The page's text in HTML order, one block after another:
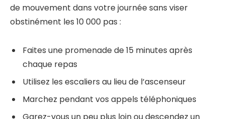
de mouvement dans votre journée sans viser
obstinément les 10 000 pas :
Faites une promenade de 15 minutes après
chaque repas
Utilisez les escaliers au lieu de l’ascenseur
Marchez pendant vos appels téléphoniques
Garez-vous un peu plus loin ou descendez un